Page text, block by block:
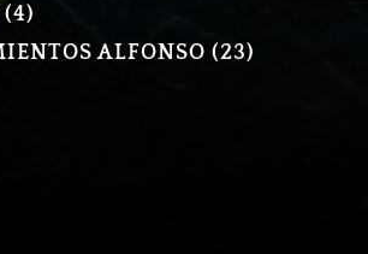
44
PRODUCTOS
ALFONSO 2323